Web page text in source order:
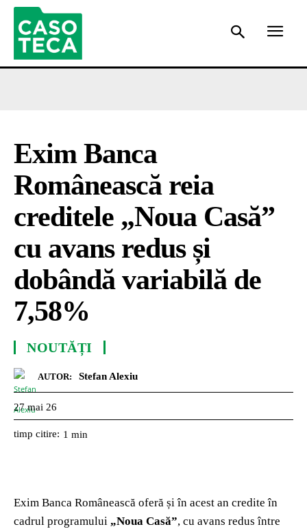
Exim Banca
Românească reia
creditele „Noua Casă”
cu avans redus și
dobândă variabilă de
7,58%
NOUTĂȚI
AUTOR: Stefan Alexiu
27 mai 26
timp citire: 1 min
Exim Banca Românească oferă și în acest an credite în
cadrul programului „Noua Casă”, cu avans redus între